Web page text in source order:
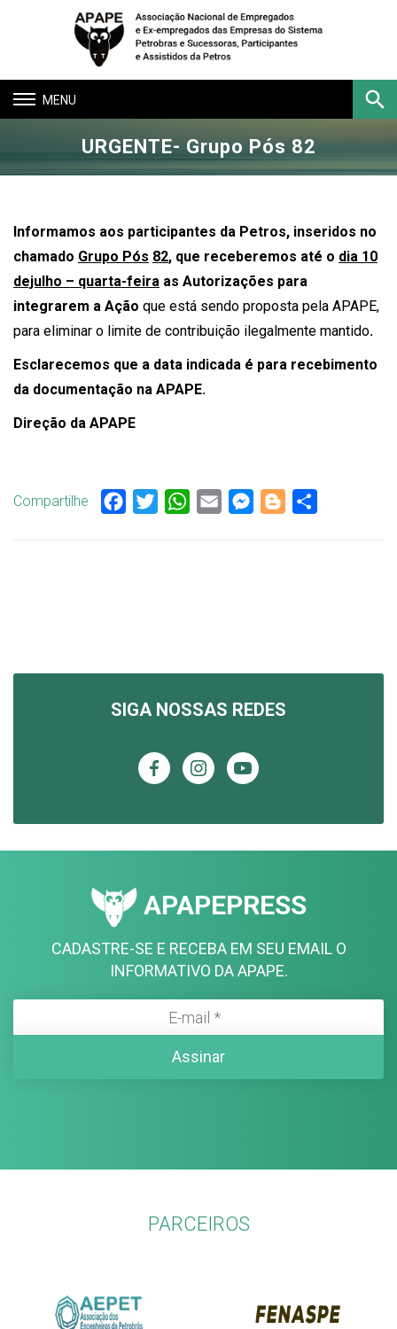
Toggle
navigation
Buscar
URGENTE- Grupo Pós 82
Informamos aos participantes da Petros, inseridos no
chamado Grupo Pós 82, que receberemos até o dia 10
dejulho – quarta-feira as Autorizações para
integrarem a Ação que está sendo proposta pela APAPE,
para eliminar o limite de contribuição ilegalmente mantido.
Esclarecemos que a data indicada é para recebimento
da documentação na APAPE.
Direção da APAPE
Compartilhe Facebook
TwitterWhatsApp
Email Messenger
Blogger
SIGA NOSSAS REDES
APAPEPRESS
CADASTRE-SE E RECEBA EM SEU EMAIL O
INFORMATIVO DA APAPE.
PARCEIROS